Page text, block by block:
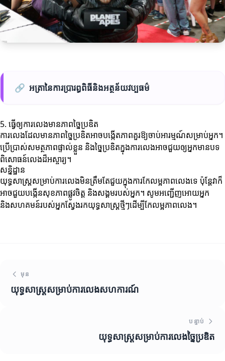
🔗 អត្រានៃការប្រារព្ធពិធីនិងអត្ថន័យវប្បធម៌
5. ធ្វើឲ្យការលេងមានភាពច្នៃប្រឌិត
ការលេងដែលមានភាពច្នៃប្រឌិតអាចបង្កើតភាពគួរឱ្យចាប់អារម្មណ៍សម្រាប់អ្នក។
ប្រើប្រាស់សមត្ថភាពផ្ទាល់ខ្លួន និងច្នៃប្រឌិតក្នុងការលេងអាចជួយឲ្យអ្នកមានបទ
ពិសោធន៍លេងដ៏អស្ចារ្យ។
សន្និដ្ឋាន
យុទ្ធសាស្ត្រសម្រាប់ការលេងមិនត្រឹមតែជួយក្នុងការកែលម្អភាពលេងទេ ប៉ុន្តែវាក៏
អាចជួយបង្កើនសុខភាពផ្លូវចិត្ត និងសង្គមរបស់អ្នក។ សូមអញ្ជើញអោយអ្នក
និងសហគមន៍របស់អ្នកស្វែងរកយុទ្ធសាស្ត្រថ្មីៗដើម្បីកែលម្អភាពលេង។
មុន
យុទ្ធសាស្ត្រសម្រាប់ការលេងសហការណ៍
បន្ទាប់
យុទ្ធសាស្ត្រសម្រាប់ការលេងច្នៃប្រឌិត